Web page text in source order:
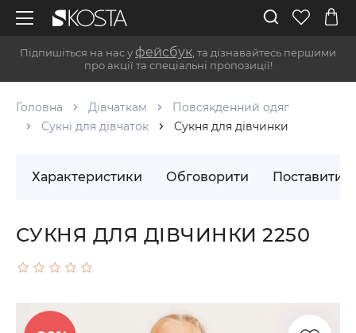
Підпишіться на нас у фейсбук , та дізнавайтесь першими
про акції та спеціальні пропозиції!
Головна Дівчаткам
Повсякденний одяг
Сукні для дівчаток
Сукня для дівчинки
Характеристики Обговорити Поставити
СУКНЯ ДЛЯ ДІВЧИНКИ 2250